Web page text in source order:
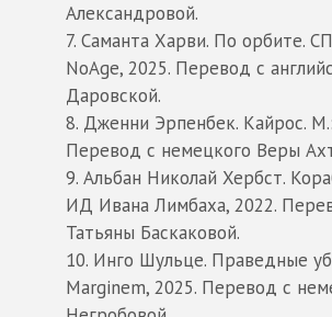
Александровой.
7. Саманта Харви. По орбите.
NoAge, 2025. Перевод с
Даровской.
8. Дженни Эрпенбек. Кайрос.
Перевод с немецкого Веры
9. Альбан Николай Хербст.
ИД Ивана Лимбаха, 2022.
Татьяны Баскаковой.
10. Инго Шульце. Праведные
Marginem, 2025. Перевод с